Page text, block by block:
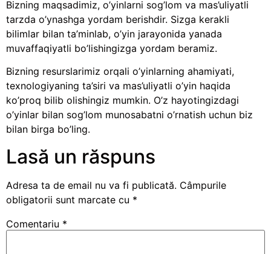
Bizning maqsadimiz, o’yinlarni sog’lom va mas’uliyatli
tarzda o’ynashga yordam berishdir. Sizga kerakli
bilimlar bilan ta’minlab, o’yin jarayonida yanada
muvaffaqiyatli bo’lishingizga yordam beramiz.
Bizning resurslarimiz orqali o’yinlarning ahamiyati,
texnologiyaning ta’siri va mas’uliyatli o’yin haqida
ko’proq bilib olishingiz mumkin. O’z hayotingizdagi
o’yinlar bilan sog’lom munosabatni o’rnatish uchun biz
bilan birga bo’ling.
Lasă un răspuns
Adresa ta de email nu va fi publicată. Câmpurile
obligatorii sunt marcate cu *
Comentariu *